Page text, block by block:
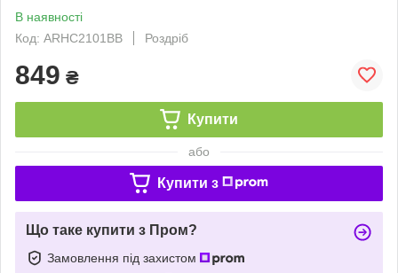
В наявності
Код: ARHC2101BB
Роздріб
849 ₴
Купити
або
Купити з
Що таке купити з Пром?
Замовлення під захистом